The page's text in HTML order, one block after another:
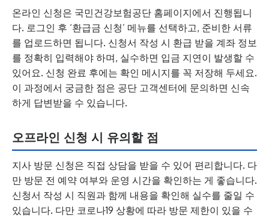
온라인 신청은 국민건강보험공단 홈페이지에서 진행됩니
다. 로그인 후 ‘환급금 신청’ 메뉴를 선택하고, 준비한 서류
를 업로드하면 됩니다. 신청서 작성 시 환급 받을 계좌 정보
를 정확히 입력해야 하며, 실수하면 입금 지연이 발생할 수
있어요. 신청 완료 후에는 확인 메시지를 꼭 저장해 두세요.
이 과정에서 궁금한 점은 공단 고객센터에 문의하면 신속
하게 답변받을 수 있습니다.
오프라인 신청 시 유의할 점
지사 방문 신청은 직접 상담을 받을 수 있어 편리합니다. 다
만 방문 전 예약 여부와 운영 시간을 확인하는 게 좋습니다.
신청서 작성 시 직원과 함께 내용을 확인해 실수를 줄일 수
있습니다. 다만 코로나19 상황에 따라 방문 제한이 있을 수